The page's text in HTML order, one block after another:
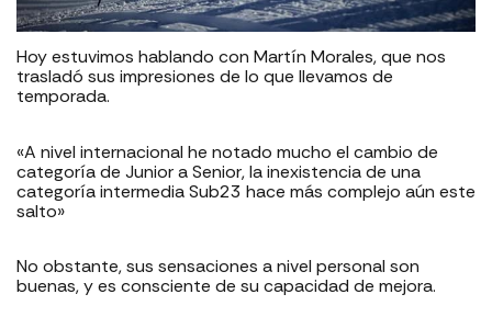
Hoy estuvimos hablando con Martín Morales, que nos
trasladó sus impresiones de lo que llevamos de
temporada.
«A nivel internacional he notado mucho el cambio de
categoría de Junior a Senior, la inexistencia de una
categoría intermedia Sub23 hace más complejo aún este
salto»
No obstante, sus sensaciones a nivel personal son
buenas, y es consciente de su capacidad de mejora.